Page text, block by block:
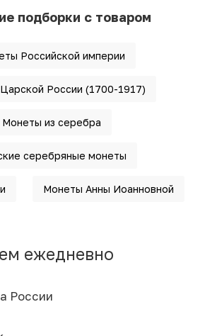
подборки с товаром
Российской империи
России (1700-1917)
Монеты из серебра
серебряные монеты
Монеты Анны Иоанновной
ежедневно
России